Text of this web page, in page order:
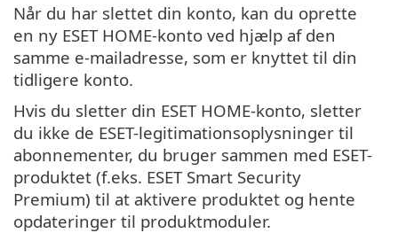
Når du har slettet din konto, kan du oprette
en ny ESET HOME-konto ved hjælp af den
samme e-mailadresse, som er knyttet til din
tidligere konto.
Hvis du sletter din ESET HOME-konto, sletter
du ikke de ESET-legitimationsoplysninger til
abonnementer, du bruger sammen med ESET-
produktet (f.eks. ESET Smart Security
Premium) til at aktivere produktet og hente
opdateringer til produktmoduler.